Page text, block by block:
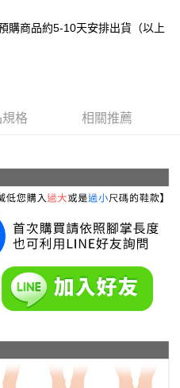
可結帳。
。
，方視為交易完成。
」之結帳頁面顯示為準，若有關於
相關疑問，請聯繫「AFTEE先享後付
之「AFTEE先享後付」服務完成之交
資料，並將交易相關給付款項請求債
下網址：
度不足之情形，本公司將視審查結果
運費
運費
運費
查看運費
購商品約5-10天安排出貨（以上
規格 相關推薦